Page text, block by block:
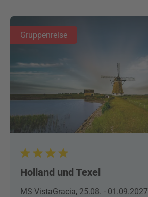
Gruppenreise
Holland und Texel
MS VistaGracia, 25.08. - 01.09.2027